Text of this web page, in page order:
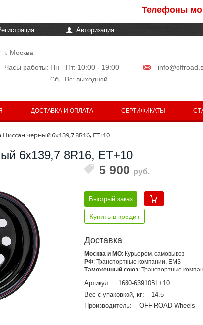
Телефоны могут
Авторизация
г. Москва
Часы работы: Пн - Пт: 10:00 - 19:00
Сб, Вс: выходной
ДОСТАВКА И ОПЛАТА СЕРТИФИКАТЫ
Ниссан черный 6x139,7 8R16, ET+10
6x139,7 8R16, ET+10
5 900 руб.
Быстрый заказ
Купить в кредит
Доставка
Москва и МО: Курьером, самовывоз
РФ: Транспортные компании, EMS
Таможенный союз: Транспортные
Артикул:
1680-63910BL+10
Вес с упаковкой, кг:
14.5
Производитель:
OFF-ROAD Wheels